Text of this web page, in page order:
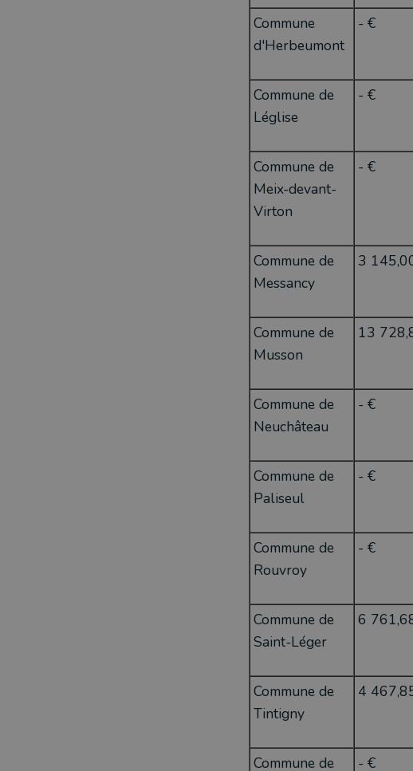
Commune
d'Herbeumont
- €
Commune de
Léglise
- €
Commune de
Meix-devant-
Virton
- €
Commune de
Messancy
3
Commune de
Musson
13
Commune de
Neuchâteau
- €
Commune de
Paliseul
- €
Commune de
Rouvroy
- €
Commune de
Saint-Léger
6
Commune de
Tintigny
4
Commune de - €